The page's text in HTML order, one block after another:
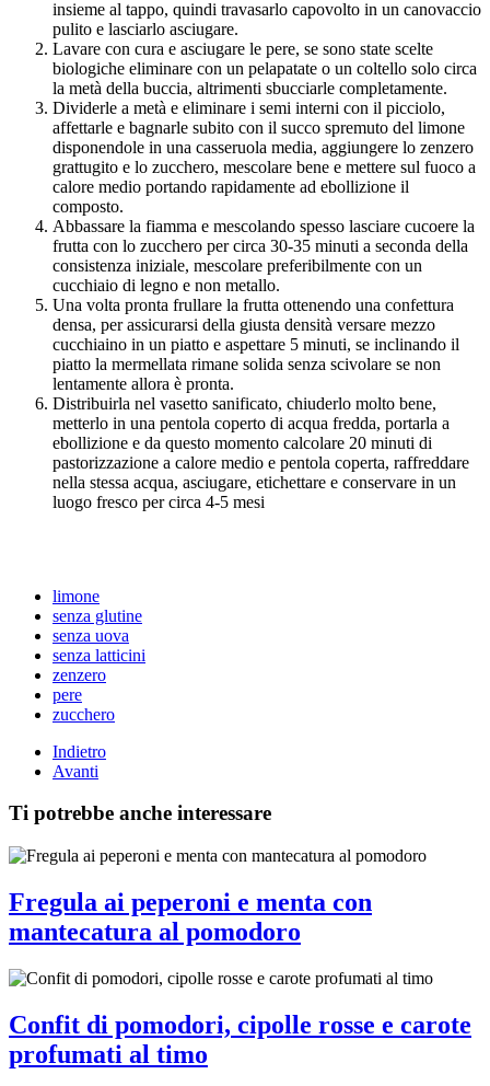
insieme al tappo, quindi travasarlo capovolto in un canovaccio
pulito e lasciarlo asciugare.
Lavare con cura e asciugare le pere, se sono state scelte
biologiche eliminare con un pelapatate o un coltello solo circa
la metà della buccia, altrimenti sbucciarle completamente.
Dividerle a metà e eliminare i semi interni con il picciolo,
affettarle e bagnarle subito con il succo spremuto del limone
disponendole in una casseruola media, aggiungere lo zenzero
grattugito e lo zucchero, mescolare bene e mettere sul fuoco a
calore medio portando rapidamente ad ebollizione il
composto.
Abbassare la fiamma e mescolando spesso lasciare cucoere la
frutta con lo zucchero per circa 30-35 minuti a seconda della
consistenza iniziale, mescolare preferibilmente con un
cucchiaio di legno e non metallo.
Una volta pronta frullare la frutta ottenendo una confettura
densa, per assicurarsi della giusta densità versare mezzo
cucchiaino in un piatto e aspettare 5 minuti, se inclinando il
piatto la mermellata rimane solida senza scivolare se non
lentamente allora è pronta.
Distribuirla nel vasetto sanificato, chiuderlo molto bene,
metterlo in una pentola coperto di acqua fredda, portarla a
ebollizione e da questo momento calcolare 20 minuti di
pastorizzazione a calore medio e pentola coperta, raffreddare
nella stessa acqua, asciugare, etichettare e conservare in un
luogo fresco per circa 4-5 mesi
limone
senza glutine
senza uova
senza latticini
zenzero
pere
zucchero
Indietro
Avanti
Ti potrebbe anche interessare
Fregula ai peperoni e menta con
mantecatura al pomodoro
Confit di pomodori, cipolle rosse e carote
profumati al timo